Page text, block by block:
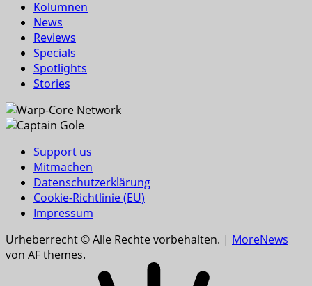
Kolumnen
News
Reviews
Specials
Spotlights
Stories
Support us
Mitmachen
Datenschutzerklärung
Cookie-Richtlinie (EU)
Impressum
Urheberrecht © Alle Rechte vorbehalten. | MoreNews
von AF themes.